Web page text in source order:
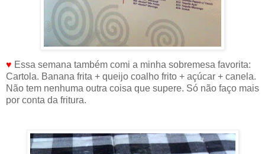
♥ Essa semana também comi a minha sobremesa favorita:
Cartola. Banana frita + queijo coalho frito + açúcar + canela.
Não tem nenhuma outra coisa que supere. Só não faço mais
por conta da fritura.